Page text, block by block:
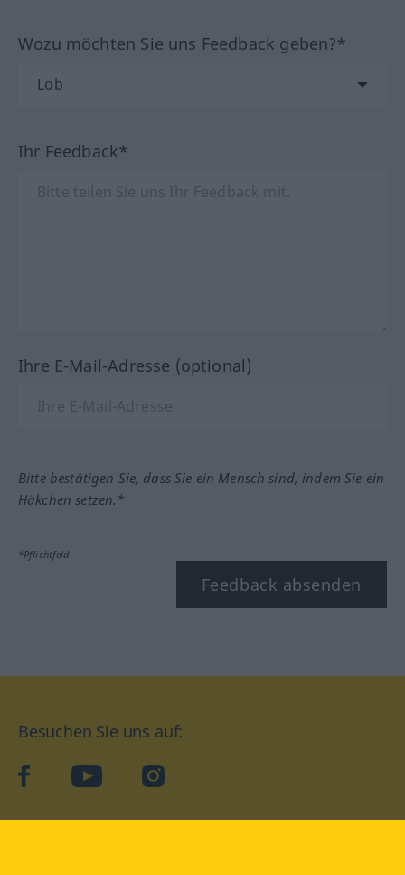
Wozu möchten Sie uns Feedback geben?*
Ihr Feedback*
Ihre E-Mail-Adresse (optional)
Bitte bestätigen Sie, dass Sie ein Mensch sind, indem Sie ein
Häkchen setzen.*
*Pflichtfeld
Feedback absenden
Besuchen Sie uns auf:
facebookYouTube Instagram